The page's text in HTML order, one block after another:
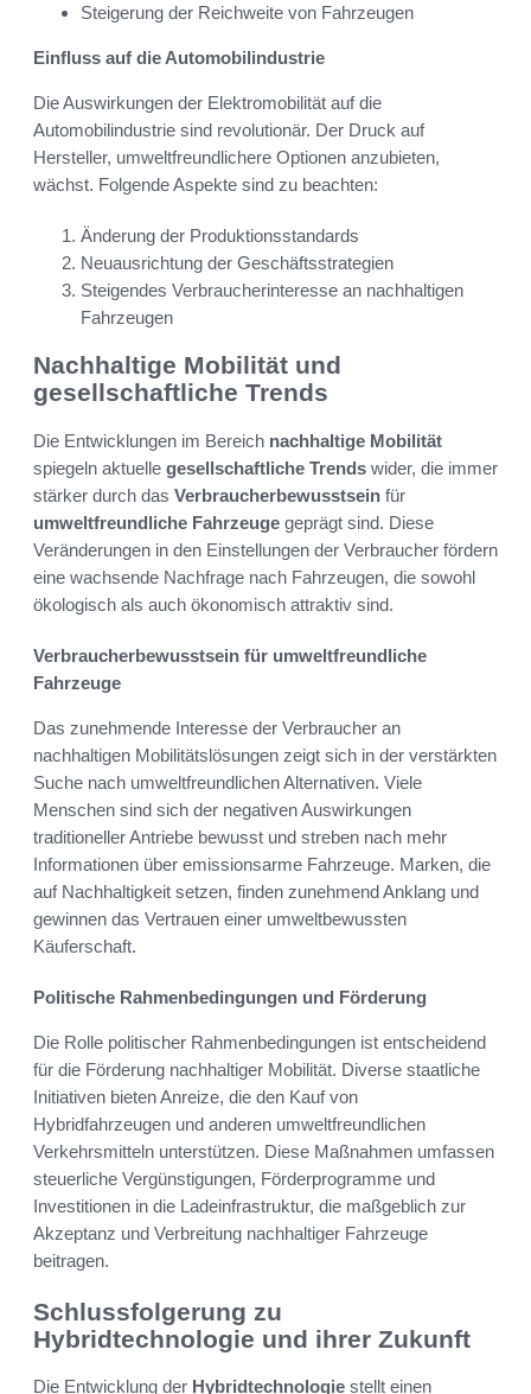
Steigerung der Reichweite von Fahrzeugen
Einfluss auf die Automobilindustrie
Die Auswirkungen der Elektromobilität auf die
Automobilindustrie sind revolutionär. Der Druck auf
Hersteller, umweltfreundlichere Optionen anzubieten,
wächst. Folgende Aspekte sind zu beachten:
Änderung der Produktionsstandards
Neuausrichtung der Geschäftsstrategien
Steigendes Verbraucherinteresse an nachhaltigen
Fahrzeugen
Nachhaltige Mobilität und
gesellschaftliche Trends
Die Entwicklungen im Bereich nachhaltige Mobilität
spiegeln aktuelle gesellschaftliche Trends wider, die immer
stärker durch das Verbraucherbewusstsein für
umweltfreundliche Fahrzeuge geprägt sind. Diese
Veränderungen in den Einstellungen der Verbraucher fördern
eine wachsende Nachfrage nach Fahrzeugen, die sowohl
ökologisch als auch ökonomisch attraktiv sind.
Verbraucherbewusstsein für umweltfreundliche
Fahrzeuge
Das zunehmende Interesse der Verbraucher an
nachhaltigen Mobilitätslösungen zeigt sich in der verstärkten
Suche nach umweltfreundlichen Alternativen. Viele
Menschen sind sich der negativen Auswirkungen
traditioneller Antriebe bewusst und streben nach mehr
Informationen über emissionsarme Fahrzeuge. Marken, die
auf Nachhaltigkeit setzen, finden zunehmend Anklang und
gewinnen das Vertrauen einer umweltbewussten
Käuferschaft.
Politische Rahmenbedingungen und Förderung
Die Rolle politischer Rahmenbedingungen ist entscheidend
für die Förderung nachhaltiger Mobilität. Diverse staatliche
Initiativen bieten Anreize, die den Kauf von
Hybridfahrzeugen und anderen umweltfreundlichen
Verkehrsmitteln unterstützen. Diese Maßnahmen umfassen
steuerliche Vergünstigungen, Förderprogramme und
Investitionen in die Ladeinfrastruktur, die maßgeblich zur
Akzeptanz und Verbreitung nachhaltiger Fahrzeuge
beitragen.
Schlussfolgerung zu
Hybridtechnologie und ihrer Zukunft
Die Entwicklung der Hybridtechnologie stellt einen